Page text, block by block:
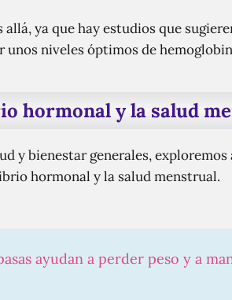
ya que hay estudios que
niveles óptimos de
hormonal y la salud
y bienestar generales,
hormonal y la salud menstrual.
ayudan a perder peso y a